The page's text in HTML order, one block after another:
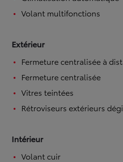
Volant multifonctions
Extérieur
Fermeture centralisée à
Fermeture centralisée
Vitres teintées
Rétroviseurs extérieurs
Intérieur
Volant cuir